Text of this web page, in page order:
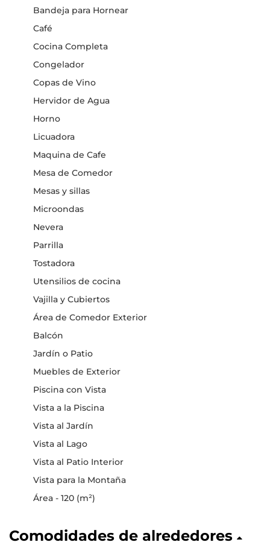
Bandeja para Hornear
Café
Cocina Completa
Congelador
Copas de Vino
Hervidor de Agua
Horno
Licuadora
Maquina de Cafe
Mesa de Comedor
Mesas y sillas
Microondas
Nevera
Parrilla
Tostadora
Utensilios de cocina
Vajilla y Cubiertos
Área de Comedor Exterior
Balcón
Jardín o Patio
Muebles de Exterior
Piscina con Vista
Vista a la Piscina
Vista al Jardín
Vista al Lago
Vista al Patio Interior
Vista para la Montaña
Área - 120 (m²)
Comodidades de alrededores